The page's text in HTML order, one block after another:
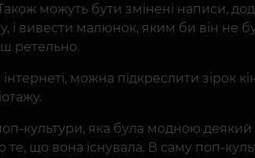
можуть бути змінені написи,
і вивести малюнок, яким би він не
ретельно.
можна підкреслити зірок
культури, яка була модною деякий
те, що вона існувала. В саму поп-